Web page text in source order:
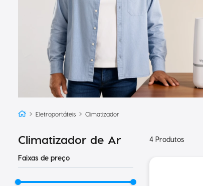
Eletroportáteis Climatizador
Climatizador de Ar
Faixas de preço
4Produtos